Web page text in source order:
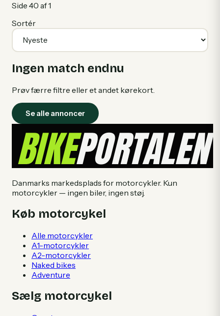
Side 40 af1
Sortér
Ingen match endnu
Prøv færre filtre eller et andet kørekort.
Se alle annoncer
Danmarks markedsplads for motorcykler. Kun
motorcykler — ingen biler, ingen støj.
Køb motorcykel
Alle motorcykler
A1-motorcykler
A2-motorcykler
Naked bikes
Adventure
Sælg motorcykel